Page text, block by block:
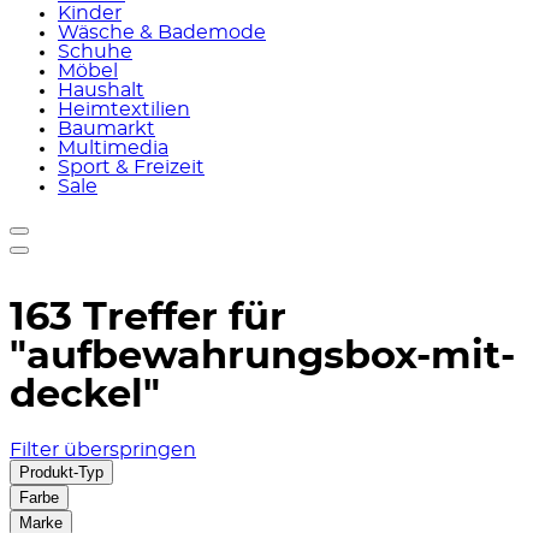
Kinder
Wäsche & Bademode
Schuhe
Möbel
Haushalt
Heimtextilien
Baumarkt
Multimedia
Sport & Freizeit
Sale
163 Treffer für
"aufbewahrungsbox-mit-
deckel"
Filter überspringen
Produkt-Typ
Farbe
Marke